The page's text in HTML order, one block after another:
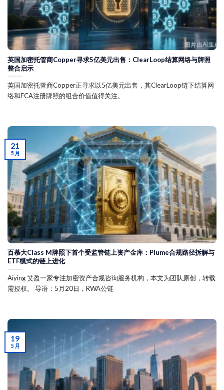
英国加密托管商Copper寻求5亿美元出售：ClearLoop结算网络与牌照
整合启示
英国加密托管商Copper正寻求以5亿美元出售，其ClearLoop链下结算网
络和FCA注册牌照的组合价值值得关注。
百慕大Class M牌照下首个受监管链上资产金库：Plume合规路径拆解与
ETF模式的链上进化
Aiying 艾盈一家专注加密资产合规咨询服务机构，本文为团队原创，转载
需授权。 导语：5月20日，RWA公链
21
5 月
19
5 月